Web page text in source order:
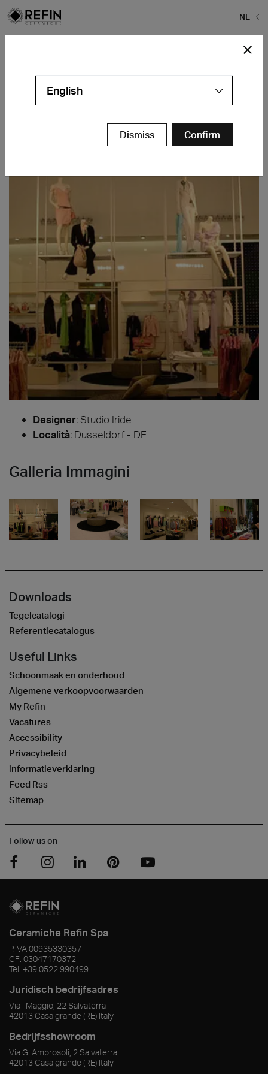
NL
Dusseldorf - DE
Designer: Studio Iride
Località: Dusseldorf - DE
Galleria Immagini
Downloads
Tegelcatalogi
Referentiecatalogus
Useful Links
Schoonmaak en onderhoud
Algemene verkoopvoorwaarden
My Refin
Vacatures
Accessibility
Privacybeleid
informatieverklaring
Feed Rss
Sitemap
Follow us on
Ceramiche Refin Spa
P.IVA00935330357
CF: 03047170372
Tel. +39 0522 990499
Juridisch bedrijfsadres
Via I Maggio, 22 Salvaterra
42013 Casalgrande (RE) Italy
Bedrijfsshowroom
Via G. Ambrosoli, 2 Salvaterra
42013 Casalgrande (RE) Italy
English
Dismiss Confirm